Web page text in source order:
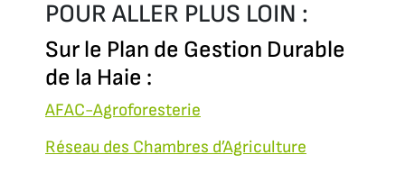
POUR ALLER PLUS LOIN :
Sur le Plan de Gestion Durable
de la Haie :
AFAC-Agroforesterie
Réseau des Chambres d’Agriculture